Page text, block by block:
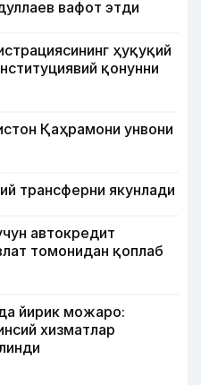
вафот этди
ҳуқуқий
қонунни
Қаҳрамони унвони
трансферни якунлади
автокредит
томонидан қоплаб
йирик можаро:
хизматлар